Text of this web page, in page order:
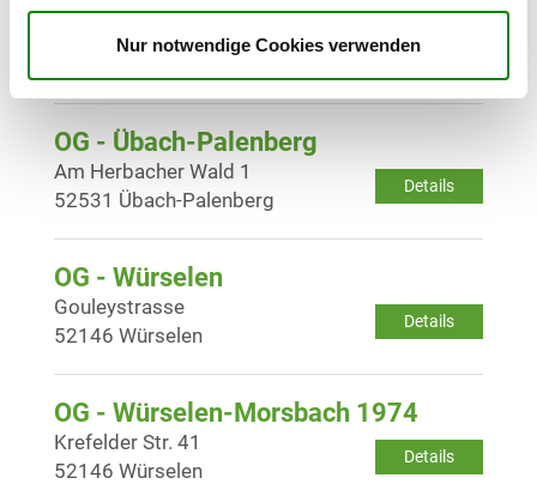
Nur notwendige Cookies verwenden
OG - Titz e.V.
Details
Landstr. 241
OG - Übach-Palenberg
Details
Am Herbacher Wald 1
52531 Übach-Palenberg
OG - Würselen
Details
Gouleystrasse
52146 Würselen
OG - Würselen-Morsbach 1974
Details
Krefelder Str. 41
52146 Würselen